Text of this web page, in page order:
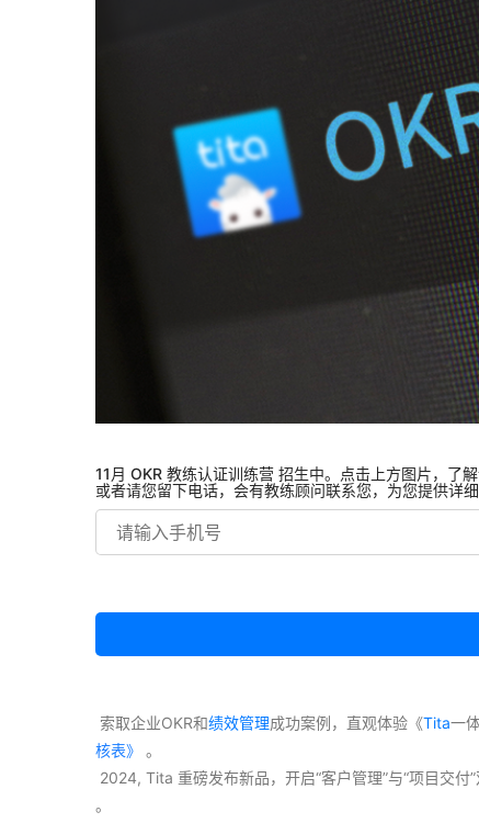
11月 OKR 教练认证训练营 招生中。点击上方图片，了解
或者请您留下电话，会有教练顾问联系您，为您提供详细
索取企业OKR和绩效管理成功案例，直观体验《Tita一
核表》
。
2024, Tita 重磅发布新品，开启“客户管理”与“项目交
。